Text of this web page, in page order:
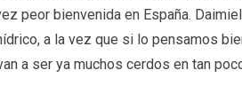
peor bienvenida en España.
a la vez que si lo pensamos
a ser ya muchos cerdos en tan